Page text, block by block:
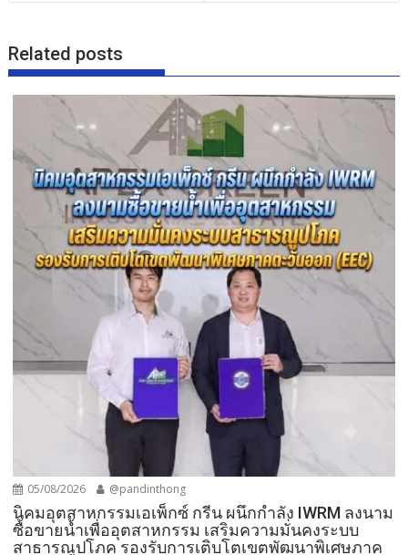
Related posts
05/08/2026 @pandinthong
​นิคมอุตสาหกรรมเอเพ็กซ์ กรีน ผนึกกำลัง IWRM ลงนาม
ซื้อขายน้ำเพื่ออุตสาหกรรม เสริมความมั่นคงระบบ
สาธารณูปโภค รองรับการเติบโตเขตพัฒนาพิเศษภาค